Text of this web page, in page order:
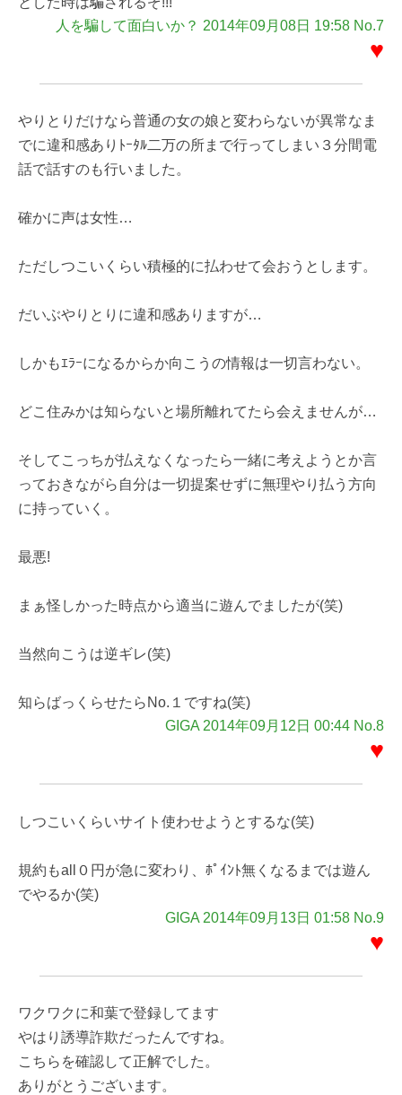
人を騙して面白いか？ 2014年09月08日 19:58 No.7
♥
やりとりだけなら普通の女の娘と変わらないが異常なま
でに違和感ありﾄｰﾀﾙ二万の所まで行ってしまい３分間電
話で話すのも行いました。
確かに声は女性…
ただしつこいくらい積極的に払わせて会おうとします。
だいぶやりとりに違和感ありますが…
しかもｴﾗｰになるからか向こうの情報は一切言わない。
どこ住みかは知らないと場所離れてたら会えませんが…
そしてこっちが払えなくなったら一緒に考えようとか言
っておきながら自分は一切提案せずに無理やり払う方向
に持っていく。
最悪!
まぁ怪しかった時点から適当に遊んでましたが(笑)
当然向こうは逆ギレ(笑)
知らばっくらせたらNo.１ですね(笑)
GIGA 2014年09月12日 00:44 No.8
♥
しつこいくらいサイト使わせようとするな(笑)
規約もall０円が急に変わり、ﾎﾟｲﾝﾄ無くなるまでは遊ん
でやるか(笑)
GIGA 2014年09月13日 01:58 No.9
♥
ワクワクに和葉で登録してます
やはり誘導詐欺だったんですね。
こちらを確認して正解でした。
ありがとうございます。